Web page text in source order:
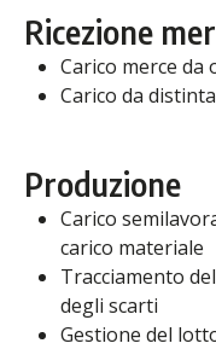
Ricezione
Carico merce da
Carico da
Produzione
Carico
carico materiale
Tracciamento
degli scarti
Gestione del